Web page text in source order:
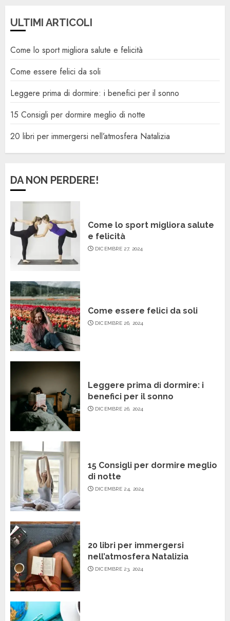
ULTIMI ARTICOLI
Come lo sport migliora salute e felicità
Come essere felici da soli
Leggere prima di dormire: i benefici per il sonno
15 Consigli per dormire meglio di notte
20 libri per immergersi nell’atmosfera Natalizia
DA NON PERDERE!
Come lo sport migliora salute
e felicità
DICEMBRE 27, 2024
Come essere felici da soli
DICEMBRE 26, 2024
Leggere prima di dormire: i
benefici per il sonno
DICEMBRE 26, 2024
15 Consigli per dormire meglio
di notte
DICEMBRE 24, 2024
20 libri per immergersi
nell’atmosfera Natalizia
DICEMBRE 23, 2024